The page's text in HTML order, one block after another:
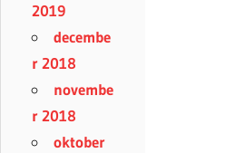
2019
decembe
r 2018
novembe
r 2018
oktober